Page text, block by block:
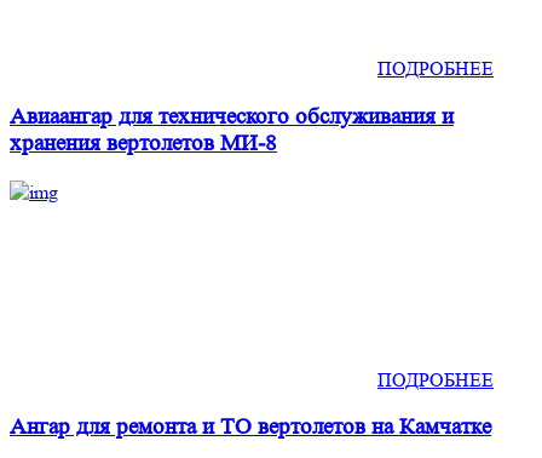
ПОДРОБНЕЕ
Авиаангар для технического обслуживания и
хранения вертолетов МИ-8
ПОДРОБНЕЕ
Ангар для ремонта и ТО вертолетов на Камчатке